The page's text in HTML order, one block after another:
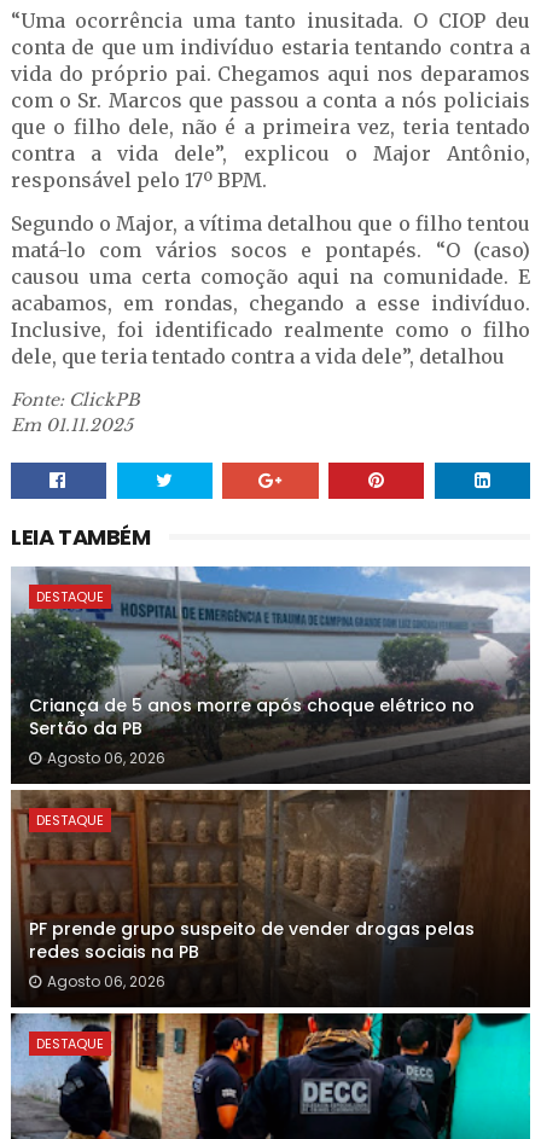
“Uma ocorrência uma tanto inusitada. O CIOP deu
conta de que um indivíduo estaria tentando contra a
vida do próprio pai. Chegamos aqui nos deparamos
com o Sr. Marcos que passou a conta a nós policiais
que o filho dele, não é a primeira vez, teria tentado
contra a vida dele”, explicou o Major Antônio,
responsável pelo 17º BPM.
Segundo o Major, a vítima detalhou que o filho tentou
matá-lo com vários socos e pontapés. “O (caso)
causou uma certa comoção aqui na comunidade. E
acabamos, em rondas, chegando a esse indivíduo.
Inclusive, foi identificado realmente como o filho
dele, que teria tentado contra a vida dele”, detalhou
Fonte: ClickPB
Em 01.11.2025
LEIA TAMBÉM
DESTAQUE
Criança de 5 anos morre após choque elétrico no
Sertão da PB
Agosto 06, 2026
DESTAQUE
PF prende grupo suspeito de vender drogas pelas
redes sociais na PB
Agosto 06, 2026
DESTAQUE